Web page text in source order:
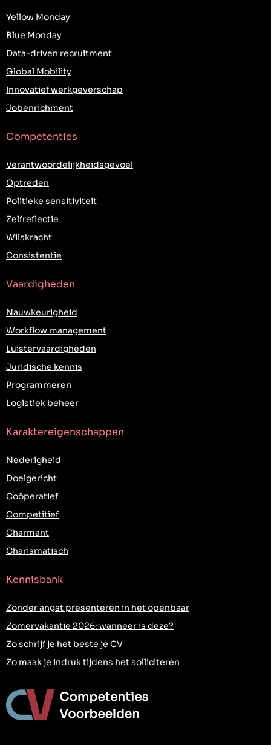
Yellow Monday
Blue Monday
Data-driven recruitment
Global Mobility
Innovatief werkgeverschap
Jobenrichment
Competenties
Verantwoordelijkheidsgevoel
Optreden
Politieke sensitiviteit
Zelfreflectie
Wilskracht
Consistentie
Vaardigheden
Nauwkeurigheid
Workflow management
Luistervaardigheden
Juridische kennis
Programmeren
Logistiek beheer
Karaktereigenschappen
Nederigheid
Doelgericht
Coöperatief
Competitief
Charmant
Charismatisch
Kennisbank
Zonder angst presenteren in het openbaar
Zomervakantie 2026: wanneer is deze?
Zo schrijf je het beste je CV
Zo maak je indruk tijdens het solliciteren